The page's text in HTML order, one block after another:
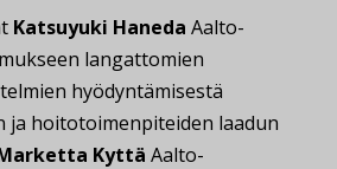
Katsuyuki Haneda Aalto-
langattomien
hyödyntämisestä
ja hoitotoimenpiteiden laadun
Kyttä Aalto-